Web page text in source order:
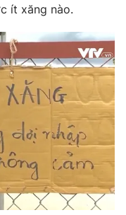
video
thao
sản
ít xăng nào.